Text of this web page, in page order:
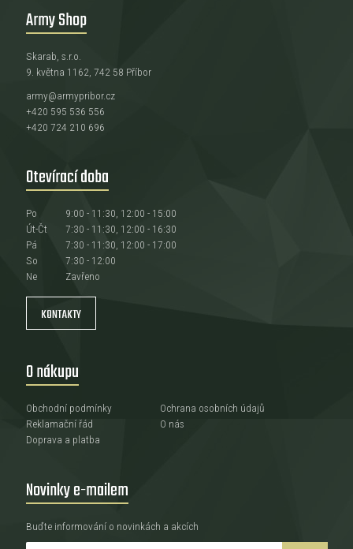
Army Shop
Skarab, s.r.o.
9. května 1162, 742 58 Příbor
army@armypribor.cz
+420 595 536 556
+420 724 210 696
Otevírací doba
Po
9:00 - 11:30, 12:00 - 15:00
Út-Čt
7:30 - 11:30, 12:00 - 16:30
Pá
7:30 - 11:30, 12:00 - 17:00
So
7:30 - 12:00
Ne
Zavřeno
KONTAKTY
O nákupu
Obchodní podmínky
Reklamační řád
Doprava a platba
Ochrana osobních údajů
O nás
Novinky e-mailem
Buďte informování o novinkách a akcích